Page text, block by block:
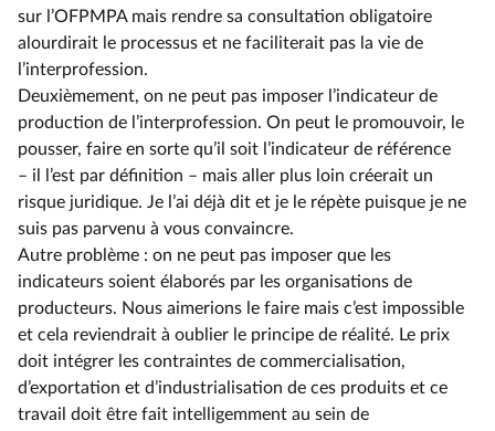
sur l’OFPMPA mais rendre sa consultation obligatoire
alourdirait le processus et ne faciliterait pas la vie de
l’interprofession.
Deuxièmement, on ne peut pas imposer l’indicateur de
production de l’interprofession. On peut le promouvoir, le
pousser, faire en sorte qu’il soit l’indicateur de référence
–⁠ il l’est par définition – mais aller plus loin créerait un
risque juridique. Je l’ai déjà dit et je le répète puisque je ne
suis pas parvenu à vous convaincre.
Autre problème : on ne peut pas imposer que les
indicateurs soient élaborés par les organisations de
producteurs. Nous aimerions le faire mais c’est impossible
et cela reviendrait à oublier le principe de réalité. Le prix
doit intégrer les contraintes de commercialisation,
d’exportation et d’industrialisation de ces produits et ce
travail doit être fait intelligemment au sein de